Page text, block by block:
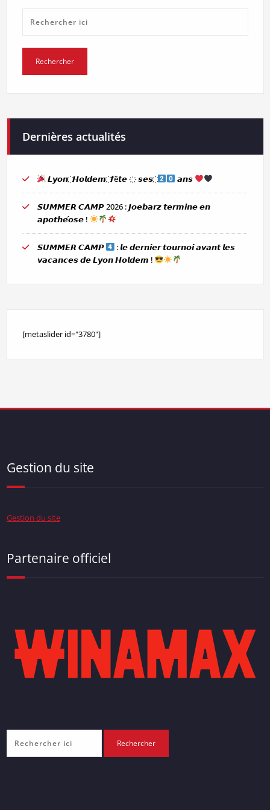
Dernières actualités
𝙇𝙮𝙤𝙣 ҉ 𝙃𝙤𝙡𝙙𝙚𝙢 ҉ 𝙛ê𝙩𝙚 ҉ 𝙨𝙚𝙨 ҉ 𝙖𝙣𝙨
𝙎𝙐𝙈𝙈𝙀𝙍 𝘾𝘼𝙈𝙋 2026 : 𝙅𝙤𝙚𝙗𝙖𝙧𝙯 𝙩𝙚𝙧𝙢𝙞𝙣𝙚 𝙚𝙣
𝙖𝙥𝙤𝙩𝙝𝙚́𝙤𝙨𝙚 !
𝙎𝙐𝙈𝙈𝙀𝙍 𝘾𝘼𝙈𝙋
: 𝙡𝙚 𝙙𝙚𝙧𝙣𝙞𝙚𝙧 𝙩𝙤𝙪𝙧𝙣𝙤𝙞 𝙖𝙫𝙖𝙣𝙩 𝙡𝙚𝙨
𝙫𝙖𝙘𝙖𝙣𝙘𝙚𝙨 𝙙𝙚 𝙇𝙮𝙤𝙣 𝙃𝙤𝙡𝙙𝙚𝙢 !
[metaslider id="3780"]
Gestion du site
Gestion du site
Partenaire officiel